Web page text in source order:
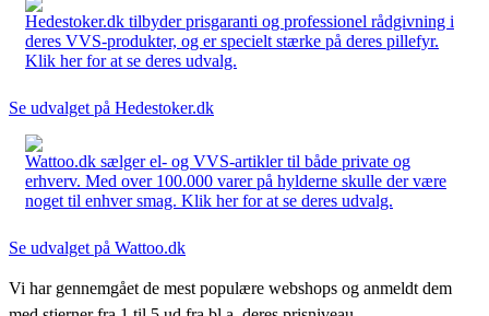
Hedestoker.dk tilbyder prisgaranti og professionel rådgivning i
deres VVS-produkter, og er specielt stærke på deres pillefyr.
Klik her for at se deres udvalg.
Se udvalget på Hedestoker.dk
Wattoo.dk sælger el- og VVS-artikler til både private og
erhverv. Med over 100.000 varer på hylderne skulle der være
noget til enhver smag. Klik her for at se deres udvalg.
Se udvalget på Wattoo.dk
Vi har gennemgået de mest populære webshops og anmeldt dem